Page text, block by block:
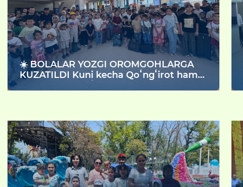
☀️ BOLALAR YOZGI OROMGOHLARGA
KUZATILDI Kuni kecha Qoʻngʻirot hamda
farzandlarini yozgi taʼtilini mazmunli
oʻtkazish va madaniy hordiq chiqarishini
taʼminlash maqsadida harbiy
xizmatchilar bilan ularning oila aʼzolari
ishtirokida Yozgi oromgohlarga
kuzatildi.